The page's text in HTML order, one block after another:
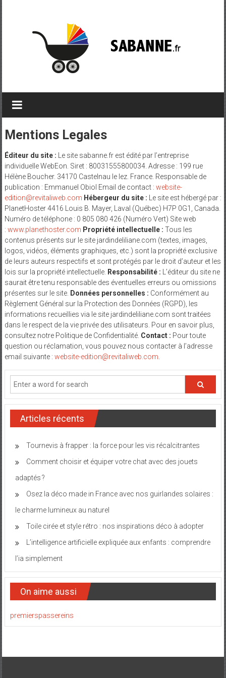
Sabanne.fr
–
Les
Meilleurs
produits
pour
BéBé
et
Maman
Mentions Legales
Éditeur du site : Le site sabanne.fr est édité par l’entreprise
individuelle WebEon. Siret : 80031555800034. Adresse : 199 rue
Hélène Boucher. 34170 Castelnau le lez. France. Responsable de
publication : Emmanuel Obiol Email de contact : website-
edition@revitaliweb.com Hébergeur du site : Le site est hébergé par :
PlanetHoster 4416 Louis B. Mayer, Laval (Québec) H7P 0G1, Canada.
Numéro de téléphone : 0 805 080 426 (Numéro Vert) Site web
: www.planethoster.com Propriété intellectuelle : Tous les
contenus présents sur le site jardindeliliane.com (textes, images,
logos, vidéos, éléments graphiques, etc.) sont la propriété exclusive
de leurs auteurs respectifs et sont protégés par le droit d’auteur et les
lois sur la propriété intellectuelle. Responsabilité : L’éditeur du site ne
saurait être tenu responsable des éventuelles erreurs ou omissions
présentes sur le site. Données personnelles : Conformément au
Règlement Général sur la Protection des Données (RGPD), les
informations recueillies via le site jardindeliliane.com sont traitées
dans le respect de la vie privée des utilisateurs. Pour en savoir plus,
consultez notre Politique de Confidentialité. Contact : Pour toute
question ou réclamation, vous pouvez nous contacter à l’adresse
email suivante : website-edition@revitaliweb.com
Articles récents
Tournevis à frapper : la force pour les vis récalcitrantes
Comment choisir et équiper votre chat avec des jouets
adaptés ?
Osez la déco made in France avec nos guirlandes solaires :
le charme lumineux au naturel
Toile cirée et style rétro : nos inspirations déco à adopter
L’intelligence artificielle expliquée aux enfants : comprendre
l’ia simplement
On aime aussi
premierspassereins